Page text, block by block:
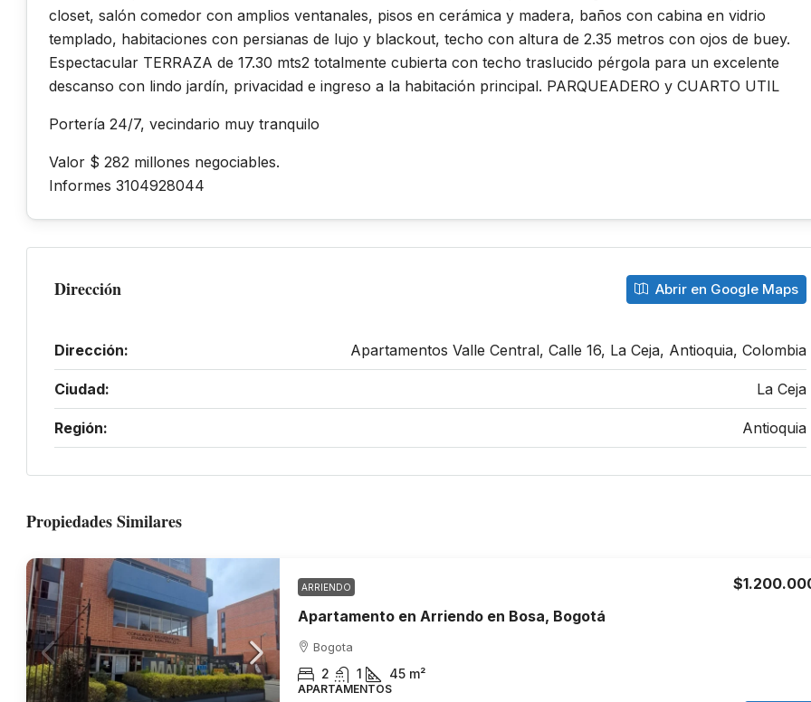
closet, salón comedor con amplios ventanales, pisos en cerámica y madera, baños con cabina en vidrio
templado, habitaciones con persianas de lujo y blackout, techo con altura de 2.35 metros con ojos de buey.
Espectacular TERRAZA de 17.30 mts2 totalmente cubierta con techo traslucido pérgola para un excelente
descanso con lindo jardín, privacidad e ingreso a la habitación principal. PARQUEADERO y CUARTO UTIL
Portería 24/7, vecindario muy tranquilo
Valor $ 282 millones negociables.
Informes 3104928044
Dirección Abrir en Google Maps
Dirección: Apartamentos Valle Central, Calle 16, La Ceja, Antioquia, Colombia
Ciudad: La Ceja
Región: Antioquia
Propiedades Similares
ARRIENDO
Apartamento en Arriendo en Bosa, Bogotá
Bogota
2 1 45 m²
APARTAMENTOS